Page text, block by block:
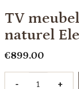
TV
naturel
€899.00
- +